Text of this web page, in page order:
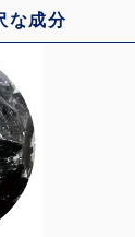
な成分